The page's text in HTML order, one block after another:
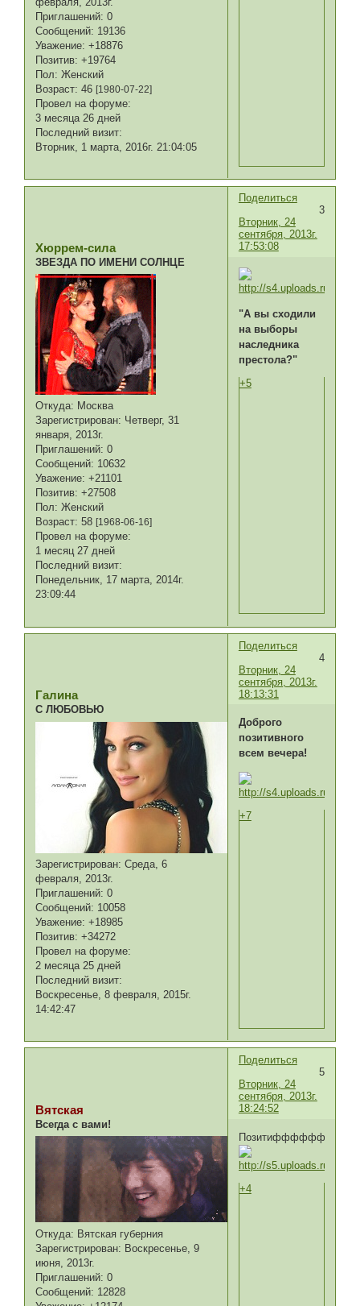
Приглашений: 0
Сообщений: 19136
Уважение: +18876
Позитив: +19764
Пол: Женский
Возраст: 46[1980-07-22]
Провел на форуме:
3 месяца 26 дней
Последний визит:
Вторник, 1 марта, 2016г. 21:04:05
Поделиться
3
Вторник, 24
сентября, 2013г.
17:53:08
Хюррем-сила
ЗВЕЗДА ПО ИМЕНИ СОЛНЦЕ
Откуда: Москва
Зарегистрирован: Четверг, 31
января, 2013г.
Приглашений: 0
Сообщений: 10632
Уважение: +21101
Позитив: +27508
Пол: Женский
Возраст: 58[1968-06-16]
Провел на форуме:
1 месяц 27 дней
Последний визит:
Понедельник, 17 марта, 2014г.
23:09:44
"А вы сходили
на выборы
наследника
престола?"
+5
Поделиться
4
Вторник, 24
сентября, 2013г.
18:13:31
Галина
С ЛЮБОВЬЮ
Зарегистрирован: Среда, 6
февраля, 2013г.
Приглашений: 0
Сообщений: 10058
Уважение: +18985
Позитив: +34272
Провел на форуме:
2 месяца 25 дней
Последний визит:
Воскресенье, 8 февраля, 2015г.
14:42:47
Доброго
позитивного
всем вечера!
+7
Поделиться
5
Вторник, 24
сентября, 2013г.
18:24:52
Вятская
Всегда с вами!
Откуда: Вятская губерния
Зарегистрирован: Воскресенье, 9
июня, 2013г.
Приглашений: 0
Сообщений: 12828
+4